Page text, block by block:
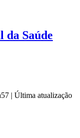
da Saúde
| Última atualização